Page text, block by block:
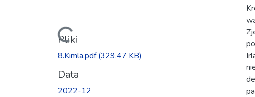
Ładowanie...
Pliki
8.Kimla.pdf(329.47 KB)
Data
2022-12